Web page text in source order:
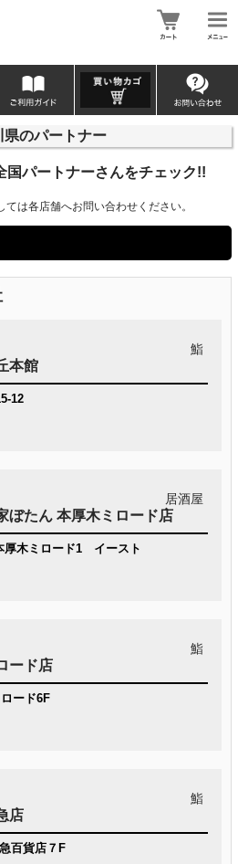
県のパートナー
国パートナーさんをチェック!!
は各店舗へお問い合わせください。
本館
12
鮨
ぼたん 本厚木ミロード店
厚木ミロード1 イースト
居酒屋
ード店
ード6F
鮨
店
百貨店７F
鮨